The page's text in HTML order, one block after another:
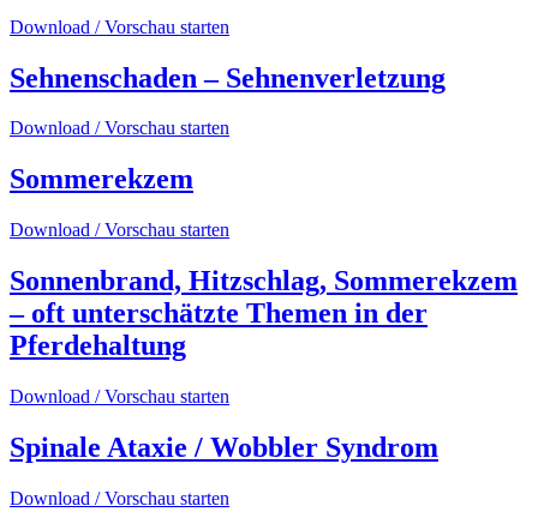
Download / Vorschau starten
Sehnenschaden – Sehnenverletzung
Download / Vorschau starten
Sommerekzem
Download / Vorschau starten
Sonnenbrand, Hitzschlag, Sommerekzem
– oft unterschätzte Themen in der
Pferdehaltung
Download / Vorschau starten
Spinale Ataxie / Wobbler Syndrom
Download / Vorschau starten